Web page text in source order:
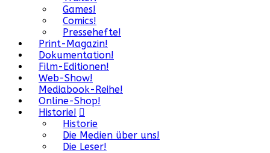
Games!
Comics!
Pressehefte!
Print-Magazin!
Dokumentation!
Film-Editionen!
Web-Show!
Mediabook-Reihe!
Online-Shop!
Historie!
Historie
Die Medien über uns!
Die Leser!